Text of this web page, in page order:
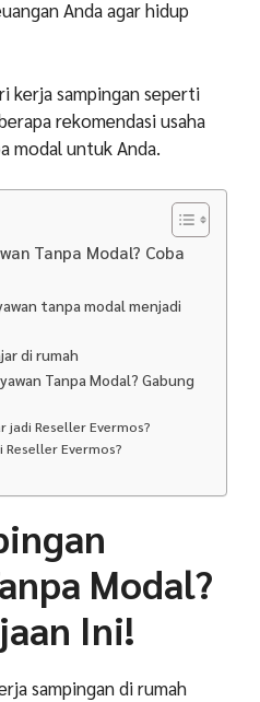
Anda agar hidup
kerja sampingan seperti
rekomendasi usaha
modal untuk Anda.
Tanpa Modal? Coba
tanpa modal menjadi
di rumah
Tanpa Modal? Gabung
jadi Reseller Evermos?
Reseller Evermos?
Modal?
Ini!
sampingan di rumah